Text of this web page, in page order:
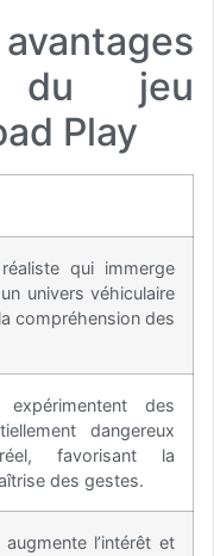
du jeu
Play
qui immerge
univers véhiculaire
compréhension des
des
dangereux
favorisant la
des gestes.
l’intérêt et